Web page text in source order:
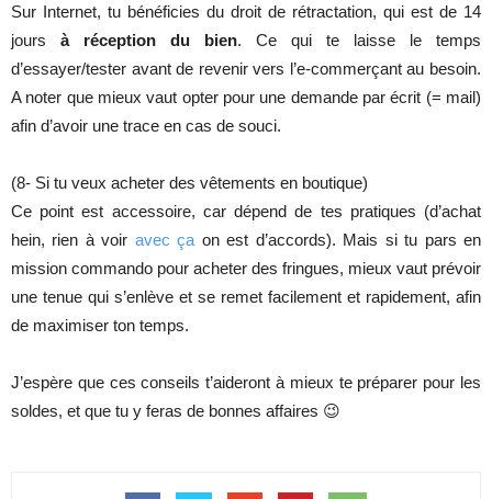
Sur Internet, tu bénéficies du droit de rétractation, qui est de 14
jours à réception du bien. Ce qui te laisse le temps
d’essayer/tester avant de revenir vers l’e-commerçant au besoin.
A noter que mieux vaut opter pour une demande par écrit (= mail)
afin d’avoir une trace en cas de souci.
(8- Si tu veux acheter des vêtements en boutique)
Ce point est accessoire, car dépend de tes pratiques (d’achat
hein, rien à voir avec ça on est d’accords). Mais si tu pars en
mission commando pour acheter des fringues, mieux vaut prévoir
une tenue qui s’enlève et se remet facilement et rapidement, afin
de maximiser ton temps.
J’espère que ces conseils t’aideront à mieux te préparer pour les
soldes, et que tu y feras de bonnes affaires 😉